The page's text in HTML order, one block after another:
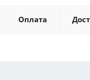
Оплата